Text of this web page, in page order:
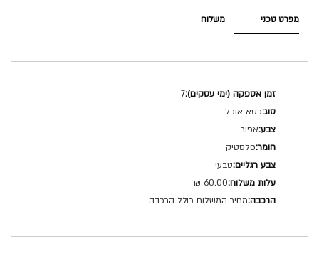
מפרט טכני
מפרט
טכני
7
כסא אוכל
אפור
פלסטיק
טבעי
60.00 ₪
מחיר המשלוח כולל הרכבה
משלוח